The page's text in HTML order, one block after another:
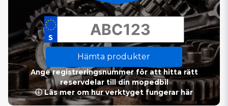
Hämta produkter
Ange registreringsnummer för att hitta rätt
reservdelar till din mopedbil
ⓘ Läs mer om hur verktyget fungerar här